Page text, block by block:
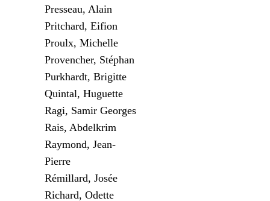
Presseau, Alain
Pritchard, Eifion
Proulx, Michelle
Provencher, Stéphan
Purkhardt, Brigitte
Quintal, Huguette
Ragi, Samir Georges
Rais, Abdelkrim
Raymond, Jean-
Pierre
Rémillard, Josée
Richard, Odette